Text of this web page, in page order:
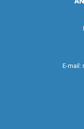
E-mail: